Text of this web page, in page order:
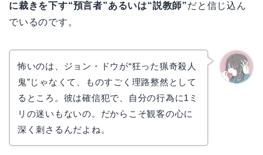
に裁きを下す“預言者”あるいは“説教師”だと信じ込ん
でいるのです。
怖いのは、ジョン・ドウが“狂った猟奇殺人
鬼”じゃなくて、ものすごく理路整然として
るところ。彼は確信犯で、自分の行為に1ミ
リの迷いもないの。だからこそ観客の心に
深く刺さるんだよね。